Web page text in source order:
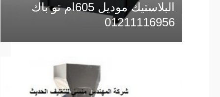
البلاستيك موديل 605ام تو باك
01211116956